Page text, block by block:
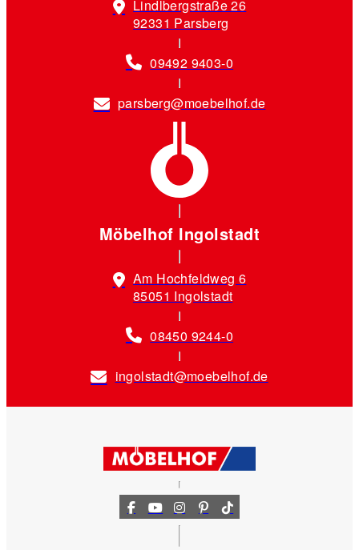
Lindlbergstraße 26
92331 Parsberg
09492 9403-0
parsberg@moebelhof.de
Möbelhof Ingolstadt
Am Hochfeldweg 6
85051 Ingolstadt
08450 9244-0
ingolstadt@moebelhof.de